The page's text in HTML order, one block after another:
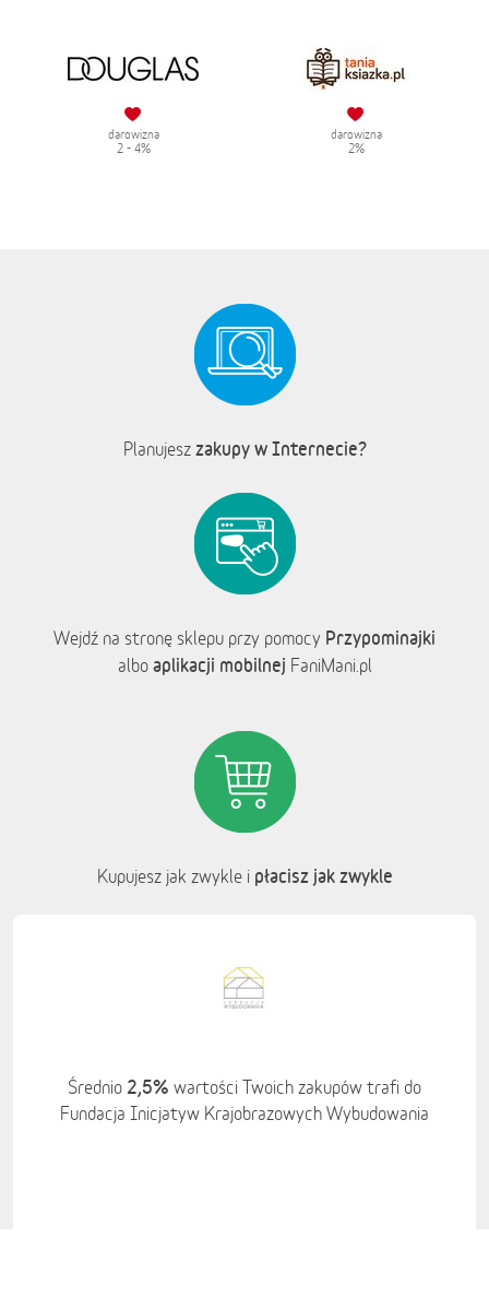
darowizna
2 - 4%
darowizna
2%
Planujesz zakupy w Internecie?
Wejdź na stronę sklepu przy pomocy Przypominajki
albo aplikacji mobilnej FaniMani.pl
Kupujesz jak zwykle i płacisz jak zwykle
Średnio 2,5% wartości Twoich zakupów trafi do
Fundacja Inicjatyw Krajobrazowych Wybudowania